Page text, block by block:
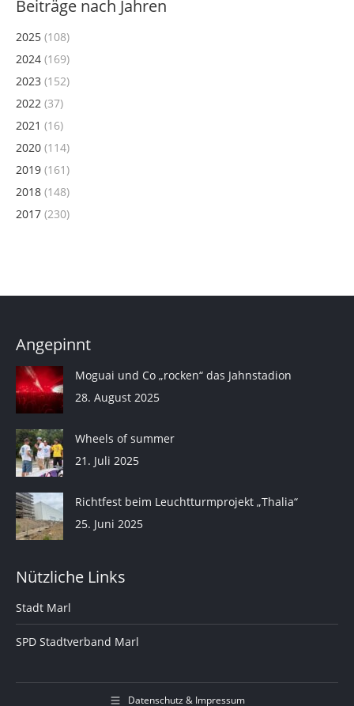
Beiträge nach Jahren
2025 (108)
2024 (169)
2023 (152)
2022 (37)
2021 (16)
2020 (114)
2019 (161)
2018 (148)
2017 (230)
Angepinnt
Moguai und Co „rocken“ das Jahnstadion
28. August 2025
Wheels of summer
21. Juli 2025
Richtfest beim Leuchtturmprojekt „Thalia“
25. Juni 2025
Nützliche Links
Stadt Marl
SPD Stadtverband Marl
Datenschutz & Impressum